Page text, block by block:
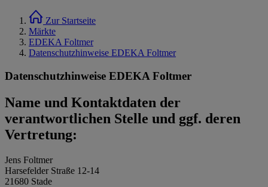
Zur Startseite
Märkte
EDEKA Foltmer
Datenschutzhinweise EDEKA Foltmer
Datenschutzhinweise EDEKA Foltmer
Name und Kontaktdaten der
verantwortlichen Stelle und ggf. deren
Vertretung:
Jens Foltmer
Harsefelder Straße 12-14
21680 Stade